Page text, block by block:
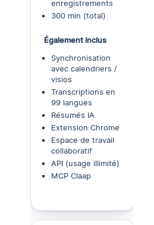
enregistrements
300 min (total)
Également inclus
Synchronisation
avec calendriers /
visios
Transcriptions en
99 langues
Résumés IA
Extension Chrome
Espace de travail
collaboratif
API (usage illimité)
MCP Claap